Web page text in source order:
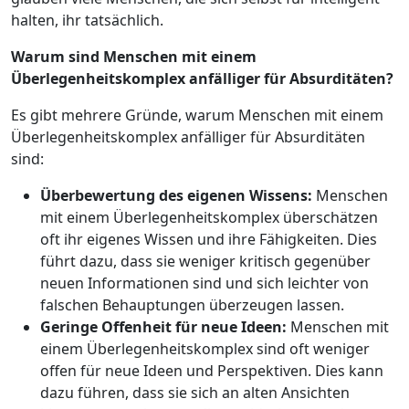
halten, ihr tatsächlich.
Warum sind Menschen mit einem
Überlegenheitskomplex anfälliger für Absurditäten?
Es gibt mehrere Gründe, warum Menschen mit einem
Überlegenheitskomplex anfälliger für Absurditäten
sind:
Überbewertung des eigenen Wissens: Menschen
mit einem Überlegenheitskomplex überschätzen
oft ihr eigenes Wissen und ihre Fähigkeiten. Dies
führt dazu, dass sie weniger kritisch gegenüber
neuen Informationen sind und sich leichter von
falschen Behauptungen überzeugen lassen.
Geringe Offenheit für neue Ideen: Menschen mit
einem Überlegenheitskomplex sind oft weniger
offen für neue Ideen und Perspektiven. Dies kann
dazu führen, dass sie sich an alten Ansichten